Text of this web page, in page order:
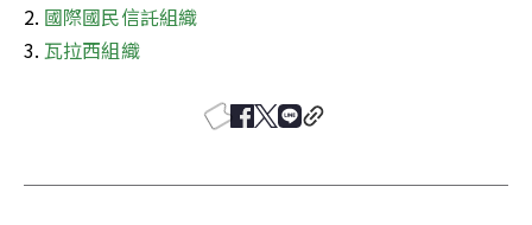
2.
3. 瓦拉西組織